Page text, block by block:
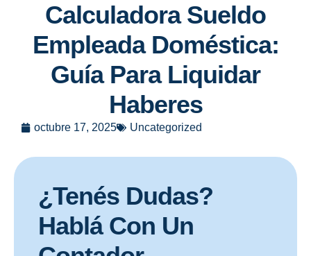
Calculadora Sueldo
Empleada Doméstica:
Guía Para Liquidar
Haberes
octubre 17, 2025 Uncategorized
¿Tenés Dudas?
Hablá Con Un